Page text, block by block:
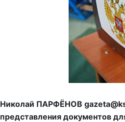
Николай ПАРФЁНОВ
представления документов